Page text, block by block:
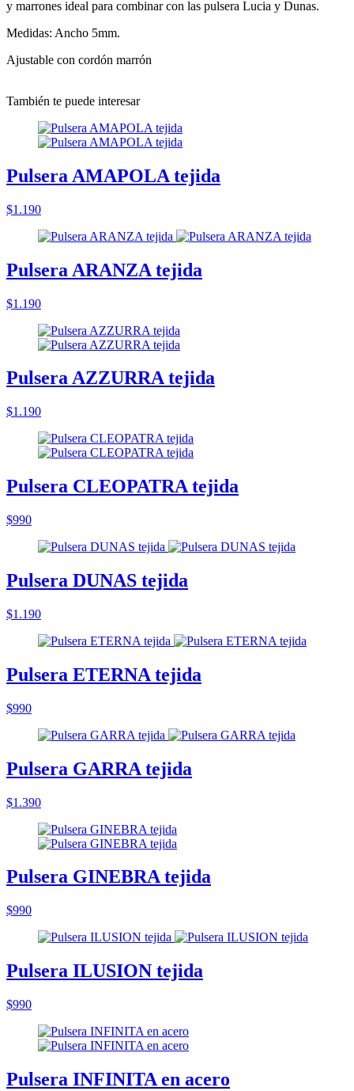
y marrones ideal para combinar con las pulsera Lucia y Dunas.
Medidas: Ancho 5mm.
Ajustable con cordón marrón
También te puede interesar
Pulsera AMAPOLA tejida
$1.190
Pulsera ARANZA tejida
$1.190
Pulsera AZZURRA tejida
$1.190
Pulsera CLEOPATRA tejida
$990
Pulsera DUNAS tejida
$1.190
Pulsera ETERNA tejida
$990
Pulsera GARRA tejida
$1.390
Pulsera GINEBRA tejida
$990
Pulsera ILUSION tejida
$990
Pulsera INFINITA en acero